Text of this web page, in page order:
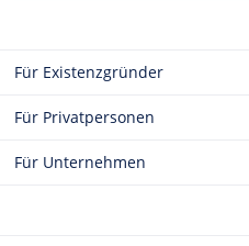
Für Existenzgründer
Für Privatpersonen
Für Unternehmen